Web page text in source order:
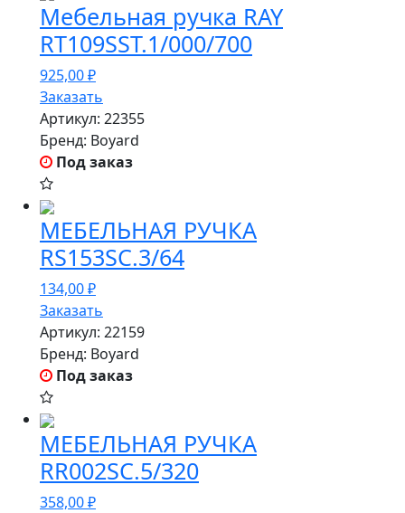
Мебельная ручка RAY
RT109SST.1/000/700
925,00₽
Заказать
Артикул: 22355
Бренд: Boyard
Под заказ
МЕБЕЛЬНАЯ РУЧКА
RS153SC.3/64
134,00₽
Заказать
Артикул: 22159
Бренд: Boyard
Под заказ
МЕБЕЛЬНАЯ РУЧКА
RR002SC.5/320
358,00₽